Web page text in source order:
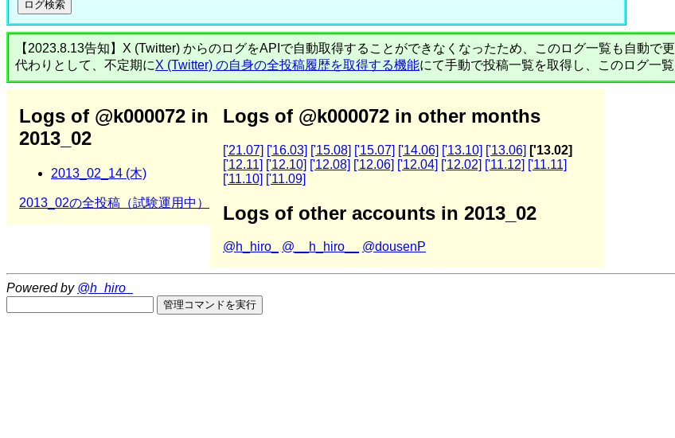
【2023.8.13告知】X (Twitter) からのログをAPIで自動取得することができなくなったため、このログ一覧も自動で
代わりとして、不定期にX (Twitter) の自身の全投稿履歴を取得する機能にて手動で投稿一覧を取得し、このログ一覧
Logs of @k000072 in
2013_02
2013_02_14 (木)
2013_02の全投稿（試験運用中）
Logs of @k000072 in other months
['21.07] ['16.03] ['15.08] ['15.07] ['14.06] ['13.10] ['13.06] ['13.02]
['12.11] ['12.10] ['12.08] ['12.06] ['12.04] ['12.02] ['11.12] ['11.11]
['11.10] ['11.09]
Logs of other accounts in 2013_02
@h_hiro_ @__h_hiro__ @dousenP
Powered by @h_hiro_